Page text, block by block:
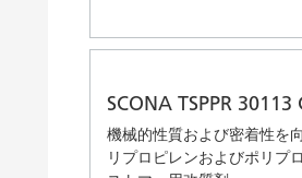
SCONA TSPPR 30113
機械的性質および密着性を
リプロピレンおよびポリプ